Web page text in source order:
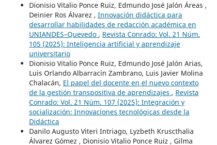
Dionisio Vitalio Ponce Ruiz, Edmundo José Jalón Áreas ,
Deinier Ros Álvarez , Innovación didáctica para
desarrollar habilidades de redacción académica en
UNIANDES–Quevedo , Revista Conrado: Vol. 21 Núm.
105 (2025): Inteligencia artificial y aprendizaje
universitario
Dionisio Vitalio Ponce Ruiz, Edmundo José Jalón Arias,
Luis Orlando Albarracín Zambrano, Luis Javier Molina
Chalacán, El papel del docente en el nuevo contexto
de la gestión transpositiva de aprendizajes , Revista
Conrado: Vol. 21 Núm. 107 (2025): Integración y
socialización: Innovaciones tecnológicas desde la
Didáctica
Danilo Augusto Viteri Intriago, Lyzbeth Kruscthalia
Álvarez Gómez , Dionisio Vitalio Ponce Ruiz , Gilma